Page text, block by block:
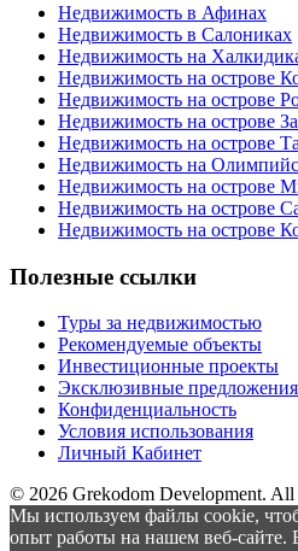
Недвижимость в Афинах
Недвижимость в Салониках
Недвижимость на
Недвижимость на острове
Недвижимость на острове
Недвижимость на острове
Недвижимость на острове
Недвижимость на
Недвижимость на острове
Недвижимость на острове
Недвижимость на острове
Полезные ссылки
Туры за недвижимостью
Рекомендуемые объекты
Инвестиционные проекты
Эксклюзивные предложения
Конфиденциальность
Условия использования
Личный Кабинет
© 2026 Grekodom Development. All
Мы используем файлы cookie,
опыт работы на нашем веб-сайте.